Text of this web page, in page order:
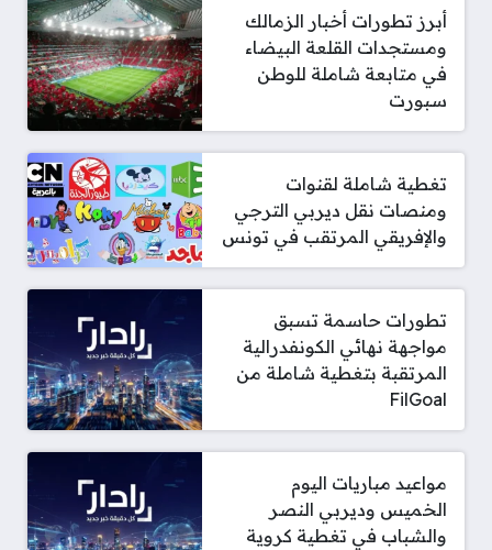
أبرز تطورات أخبار الزمالك
ومستجدات القلعة البيضاء
في متابعة شاملة للوطن
سبورت
تغطية شاملة لقنوات
ومنصات نقل ديربي الترجي
والإفريقي المرتقب في تونس
تطورات حاسمة تسبق
مواجهة نهائي الكونفدرالية
المرتقبة بتغطية شاملة من
FilGoal
مواعيد مباريات اليوم
الخميس وديربي النصر
والشباب في تغطية كروية